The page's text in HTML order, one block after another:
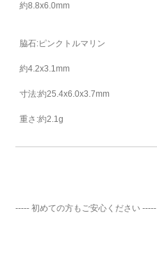
約8.8x6.0mm
脇石:ピンクトルマリン
約4.2x3.1mm
寸法:約25.4x6.0x3.7mm
重さ:約2.1g
----- 初めての方もご安心ください -----